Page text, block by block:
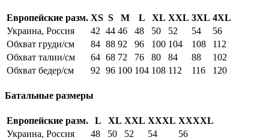
Европейские разм. XS S M L XL XXL 3XL 4XL
Украина, Россия
42 44 46 48 50 52 54
56
Обхват груди/см
84 88 92 96 100 104 108
112
Обхват талии/см
64 68 72 76 80 84 88
102
Обхват бедер/см
92 96 100 104 108 112 116 120
Батальные размеры
Европейские разм. L XL XXL XXXL XXXXL
Украина, Россия
48 50 52 54
56